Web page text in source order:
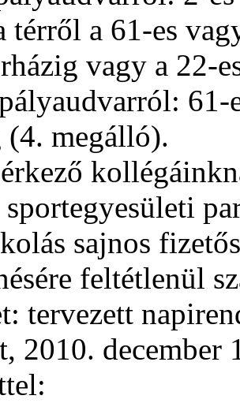
térről a 61-es
vagy a 22-
61-
megálló).
sajnos
feltétlenül
tervezett
2010. december